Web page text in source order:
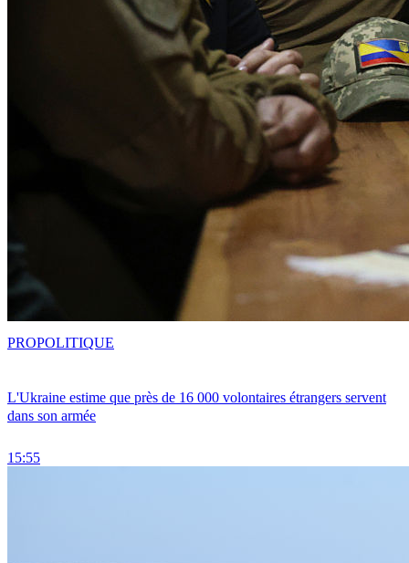
L'Ukraine estime que près de 16 000 volontaires étrangers servent
dans son armée
15:55
PROPOLITIQUE